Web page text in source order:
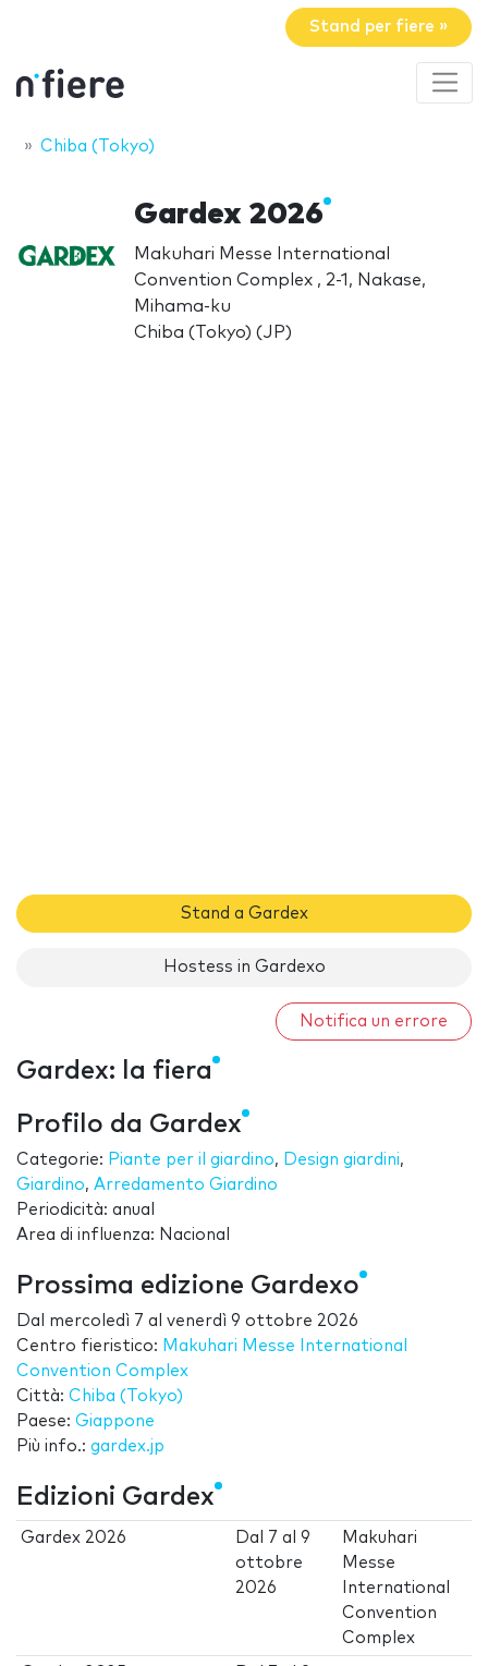
Stand per fiere »
Chiba (Tokyo)
Gardex 2026
Makuhari Messe International
Convention Complex , 2-1, Nakase,
Mihama-ku
Chiba (Tokyo) (JP)
Stand a Gardex
Hostess in Gardexo
Notifica un errore
Gardex: la fiera
Profilo da Gardex
Categorie: Piante per il giardino, Design giardini,
Giardino, Arredamento Giardino
Periodicità: anual
Area di influenza: Nacional
Prossima edizione Gardexo
Dal mercoledì 7 al venerdì 9 ottobre 2026
Centro fieristico: Makuhari Messe International
Convention Complex
Città: Chiba (Tokyo)
Paese: Giappone
Più info.: gardex.jp
Edizioni Gardex
Gardex 2026 Dal 7 al9
ottobre
2026
Makuhari
Messe
International
Convention
Complex